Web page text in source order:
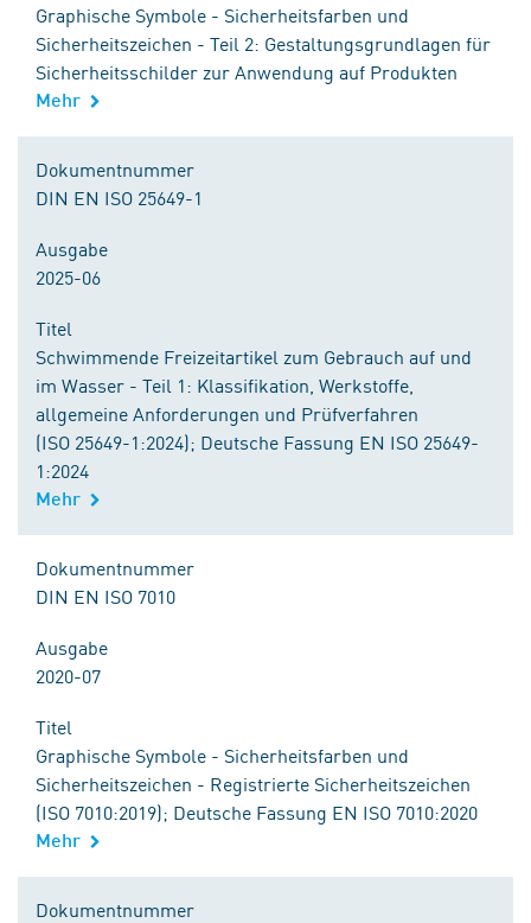
Graphische Symbole - Sicherheitsfarben und
Sicherheitszeichen - Teil 2: Gestaltungsgrundlagen für
Sicherheitsschilder zur Anwendung auf Produkten
Mehr
Dokumentnummer
DIN EN ISO 25649-1
Ausgabe
2025-06
Titel
Schwimmende Freizeitartikel zum Gebrauch auf und
im Wasser - Teil 1: Klassifikation, Werkstoffe,
allgemeine Anforderungen und Prüfverfahren
(ISO 25649-1:2024); Deutsche Fassung EN ISO 25649-
1:2024
Mehr
Dokumentnummer
DIN EN ISO 7010
Ausgabe
2020-07
Titel
Graphische Symbole - Sicherheitsfarben und
Sicherheitszeichen - Registrierte Sicherheitszeichen
(ISO 7010:2019); Deutsche Fassung EN ISO 7010:2020
Mehr
Dokumentnummer